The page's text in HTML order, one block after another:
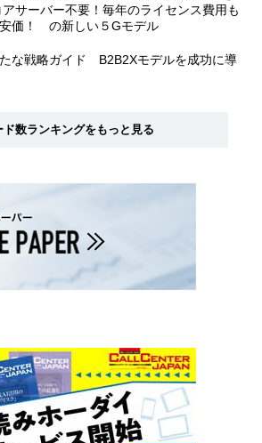
サーバー不要！毎年のライセンス費用も
価！ の新しい５Gモデル
な戦略ガイド B2B2Xモデルを成功に導
ド数ランキングをもっと見る